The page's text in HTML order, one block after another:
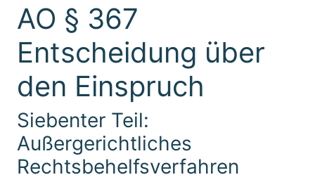
AO § 367
Entscheidung über
den Einspruch
Siebenter Teil:
Außergerichtliches
Rechtsbehelfsverfahren